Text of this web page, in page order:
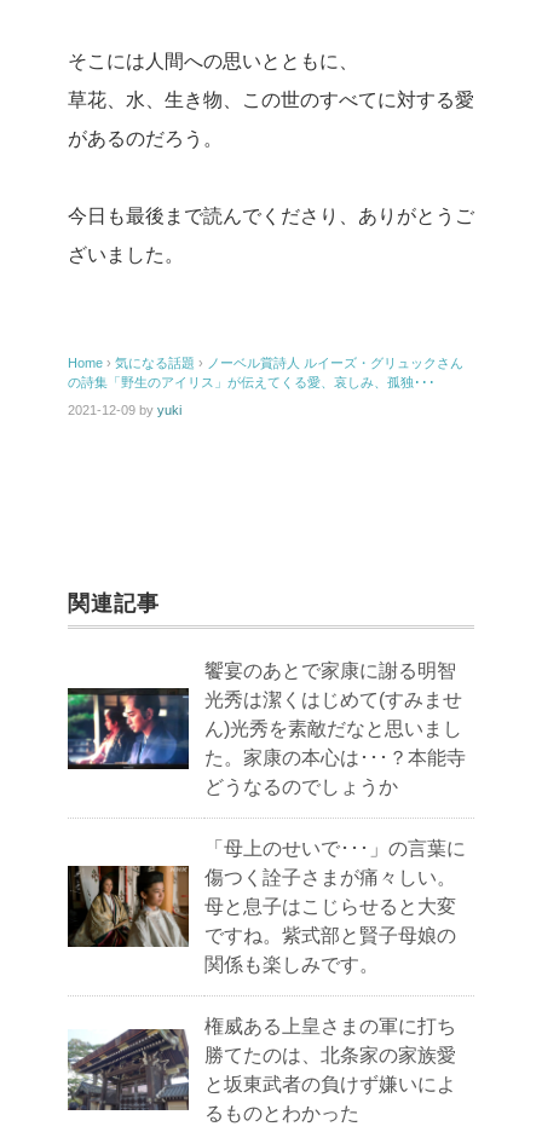
そこには人間への思いとともに、
草花、水、生き物、この世のすべてに対する愛
があるのだろう。
今日も最後まで読んでくださり、ありがとうご
ざいました。
Home › 気になる話題 ›
ノーベル賞詩人 ルイーズ・グリュックさん
の詩集「野生のアイリス」が伝えてくる愛、哀しみ、孤独･･･
2021-12-09 by yuki
関連記事
饗宴のあとで家康に謝る明智
光秀は潔くはじめて(すみませ
ん)光秀を素敵だなと思いまし
た。家康の本心は･･･？本能寺
どうなるのでしょうか
「母上のせいで･･･」の言葉に
傷つく詮子さまが痛々しい。
母と息子はこじらせると大変
ですね。紫式部と賢子母娘の
関係も楽しみです。
権威ある上皇さまの軍に打ち
勝てたのは、北条家の家族愛
と坂東武者の負けず嫌いによ
るものとわかった